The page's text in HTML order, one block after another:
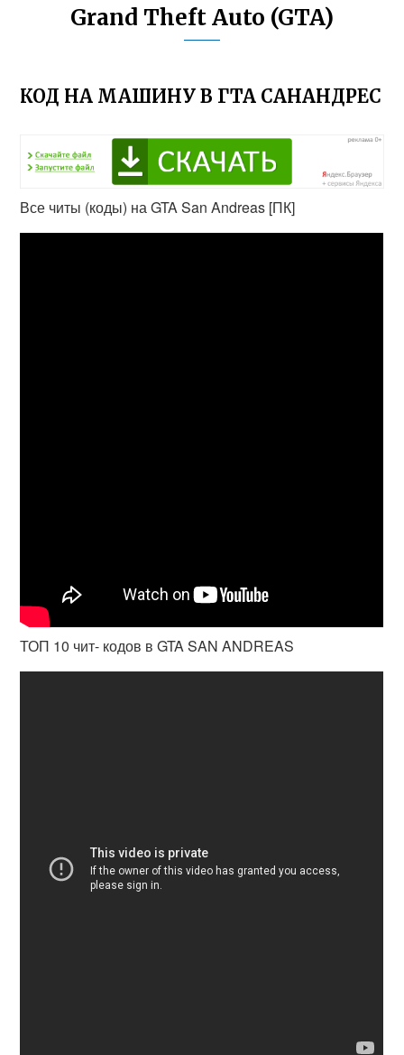
Grand Theft Auto (GTA)
КОД НА МАШИНУ В ГТА САНАНДРЕС
Все читы (коды) на GTA San Andreas [ПК]
ТОП 10 чит- кодов в GTA SAN ANDREAS